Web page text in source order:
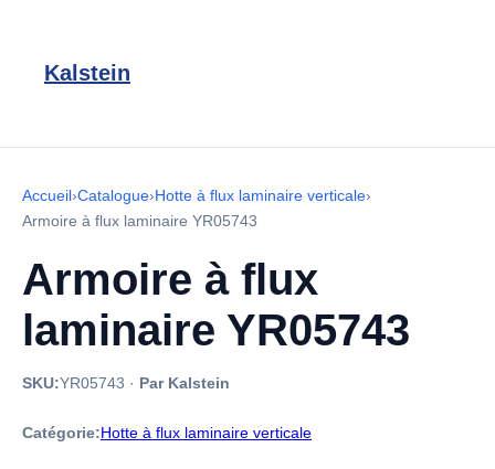
Kalstein
Accueil›Catalogue›Hotte à flux laminaire verticale›
Armoire à flux laminaire YR05743
Armoire à flux
laminaire YR05743
SKU:YR05743 · Par Kalstein
Catégorie:Hotte à flux laminaire verticale